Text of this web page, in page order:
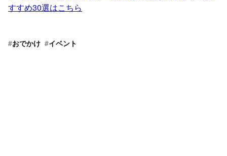
すすめ30選はこちら
#おでかけ #イベント